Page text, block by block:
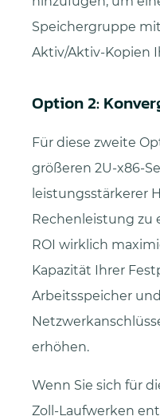
Speichergruppe
Aktiv/Aktiv-Kopien
Option 2:
Für diese zweite
größeren 2U-x86-
leistungsstärkerer
Rechenleistung zu
ROI wirklich
Kapazität Ihrer
Arbeitsspeicher
erhöhen.
Wenn Sie sich für
Zoll-Laufwerken